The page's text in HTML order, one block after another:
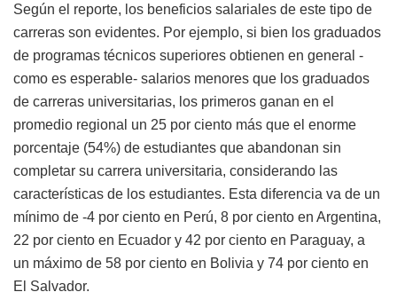
Según el reporte, los beneficios salariales de este tipo de
carreras son evidentes. Por ejemplo, si bien los graduados
de programas técnicos superiores obtienen en general -
como es esperable- salarios menores que los graduados
de carreras universitarias, los primeros ganan en el
promedio regional un 25 por ciento más que el enorme
porcentaje (54%) de estudiantes que abandonan sin
completar su carrera universitaria, considerando las
características de los estudiantes. Esta diferencia va de un
mínimo de -4 por ciento en Perú, 8 por ciento en Argentina,
22 por ciento en Ecuador y 42 por ciento en Paraguay, a
un máximo de 58 por ciento en Bolivia y 74 por ciento en
El Salvador.